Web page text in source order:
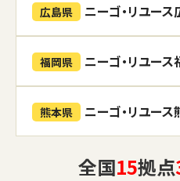
広島県 ニーゴ・リユー
福岡県 ニーゴ・リユー
熊本県 ニーゴ・リユー
全国15拠点